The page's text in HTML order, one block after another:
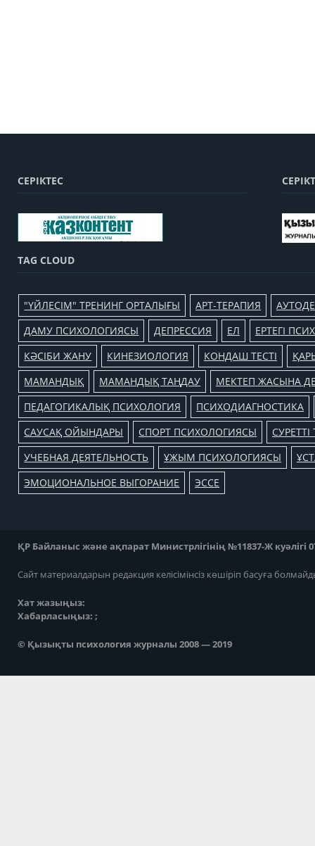
СЕРІКТЕС
TAG CLOUD
"ҮЙЛЕСІМ" ТРЕНИНГ ОРТАЛЫҒЫ АРТ-ТЕРАПИЯ
ДАМУ ПСИХОЛОГИЯСЫ
ДЕПРЕССИЯ ЕЛ
ЕРТЕГІ
КӘСІБИ ЖАНУ
КИНЕЗИОЛОГИЯ КОНДАШ ТЕСТІ
МАМАНДЫҚ
МАМАНДЫҚ ТАҢДАУ
МЕКТЕП ЖАСЫНА
ПЕДАГОГИКАЛЫҚ ПСИХОЛОГИЯ
ПСИХОДИАГНОСТИКА
САУСАҚ ОЙЫНДАРЫ
СПОРТ ПСИХОЛОГИЯСЫ
СУРЕТТІ
УЧЕБНАЯ ДЕЯТЕЛЬНОСТЬ
ҰЖЫМ ПСИХОЛОГИЯСЫ
ЭМОЦИОНАЛЬНОЕ ВЫГОРАНИЕ
ЭССЕ
ҚР Байланыс және ақпарат Министрлігінің №11837-Ж куәлігі
Сайт материалдарын редакция келісімінсіз көшіріп басуға
Хат жазыңыз:
Хабарласыңыз: ;
© Қызықты психология журналы 2008 — 2019